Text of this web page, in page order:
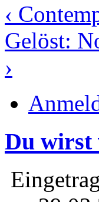
‹
Gelöst:
›
Du wirst